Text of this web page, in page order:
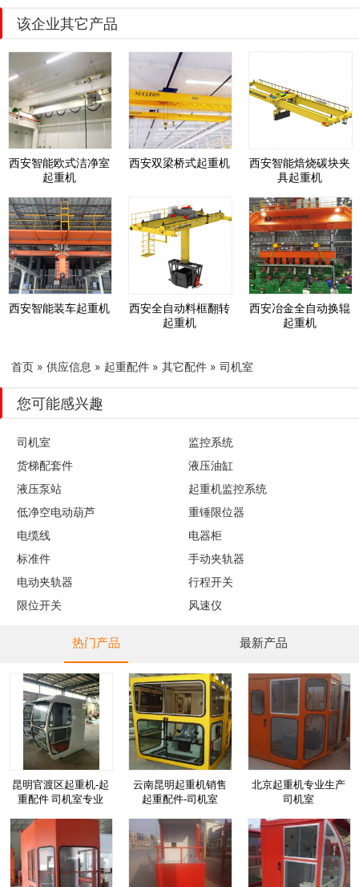
该企业其它产品
西安智能欧式洁净室
起重机
西安双梁桥式起重机
西安智能焙烧碳块夹
具起重机
西安智能装车起重机
西安全自动料框翻转
起重机
西安冶金全自动换辊
起重机
首页 » 供应信息 » 起重配件 » 其它配件 » 司机室
您可能感兴趣
司机室
监控系统
货梯配套件
液压油缸
液压泵站
起重机监控系统
低净空电动葫芦
重锤限位器
电缆线
电器柜
标准件
手动夹轨器
电动夹轨器
行程开关
限位开关
风速仪
热门产品 最新产品
昆明官渡区起重机-起
重配件 司机室专业
云南昆明起重机销售
起重配件-司机室
北京起重机专业生产
司机室